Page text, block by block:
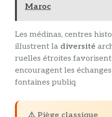
Maroc
Les médinas, centres
illustrent la diversité
ruelles étroites
encouragent les
fontaines publiq